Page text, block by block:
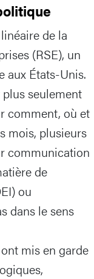
de la
(RSE), un
aux États-Unis.
plus seulement
comment, où et
mois, plusieurs
communication
de
ou
dans le sens
mis en garde